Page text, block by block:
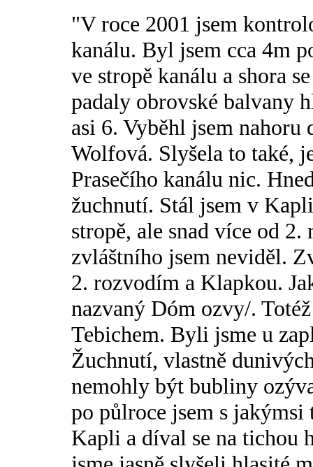
"V roce 2001 jsem
kanálu. Byl jsem cca 4m
ve stropě kanálu a shora
padaly obrovské balvany
asi 6. Vyběhl jsem nahoru
Wolfová. Slyšela to také,
Prasečího kanálu nic.
žuchnutí. Stál jsem v
stropě, ale snad více od
zvláštního jsem neviděl.
2. rozvodím a Klapkou.
nazvaný Dóm ozvy/.
Tebichem. Byli jsme u
Žuchnutí, vlastně
nemohly být bubliny
po půlroce jsem s jakýmsi
Kapli a díval se na tichou